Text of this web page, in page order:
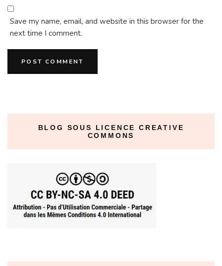
Save my name, email, and website in this browser for the
next time I comment.
BLOG SOUS LICENCE CREATIVE
COMMONS